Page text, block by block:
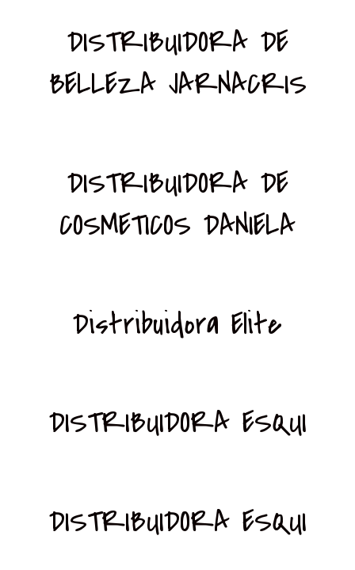
DISTRIBUIDORA DE
BELLEZA JARNACRIS
DISTRIBUIDORA DE
COSMETICOS DANIELA
Distribuidora Elite
DISTRIBUIDORA ESQUI
DISTRIBUIDORA ESQUI